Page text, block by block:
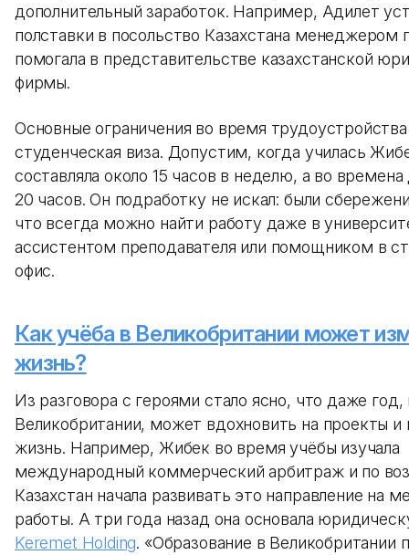
дополнительный заработок. Например, Адилет
полставки в посольство Казахстана менеджером
помогала в представительстве казахстанской
фирмы.
Основные ограничения во время трудоустройства
студенческая виза. Допустим, когда училась
составляла около 15 часов в неделю, а во
20 часов. Он подработку не искал: были
что всегда можно найти работу даже в
ассистентом преподавателя или помощником в
офис.
Как учёба в Великобритании может
жизнь?
Из разговора с героями стало ясно, что даже
Великобритании, может вдохновить на проекты и
жизнь. Например, Жибек во время учёбы изучала
международный коммерческий арбитраж и по
Казахстан начала развивать это направление на
работы. А три года назад она основала
Keremet Holding. «Образование в Великобритании